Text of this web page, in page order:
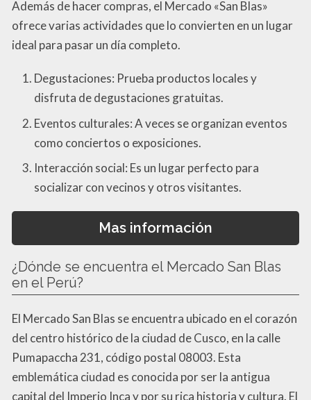
Además de hacer compras, el Mercado «San Blas»
ofrece varias actividades que lo convierten en un lugar
ideal para pasar un día completo.
Degustaciones: Prueba productos locales y
disfruta de degustaciones gratuitas.
Eventos culturales: A veces se organizan eventos
como conciertos o exposiciones.
Interacción social: Es un lugar perfecto para
socializar con vecinos y otros visitantes.
Mas información
¿Dónde se encuentra el Mercado San Blas
en el Perú?
El Mercado San Blas se encuentra ubicado en el corazón
del centro histórico de la ciudad de Cusco, en la calle
Pumapaccha 231, código postal 08003. Esta
emblemática ciudad es conocida por ser la antigua
capital del Imperio Inca y por su rica historia y cultura. El